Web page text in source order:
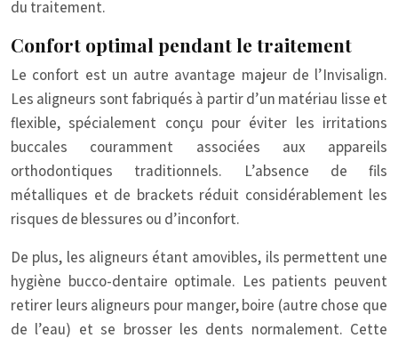
du traitement.
Confort optimal pendant le traitement
Le confort est un autre avantage majeur de l’Invisalign.
Les aligneurs sont fabriqués à partir d’un matériau lisse et
flexible, spécialement conçu pour éviter les irritations
buccales couramment associées aux appareils
orthodontiques traditionnels. L’absence de fils
métalliques et de brackets réduit considérablement les
risques de blessures ou d’inconfort.
De plus, les aligneurs étant amovibles, ils permettent une
hygiène bucco-dentaire optimale. Les patients peuvent
retirer leurs aligneurs pour manger, boire (autre chose que
de l’eau) et se brosser les dents normalement. Cette